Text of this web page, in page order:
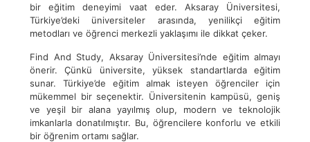
bir eğitim deneyimi vaat eder. Aksaray Üniversitesi,
Türkiye’deki üniversiteler arasında, yenilikçi eğitim
metodları ve öğrenci merkezli yaklaşımı ile dikkat çeker.
Find And Study, Aksaray Üniversitesi’nde eğitim almayı
önerir. Çünkü üniversite, yüksek standartlarda eğitim
sunar. Türkiye’de eğitim almak isteyen öğrenciler için
mükemmel bir seçenektir. Üniversitenin kampüsü, geniş
ve yeşil bir alana yayılmış olup, modern ve teknolojik
imkanlarla donatılmıştır. Bu, öğrencilere konforlu ve etkili
bir öğrenim ortamı sağlar.